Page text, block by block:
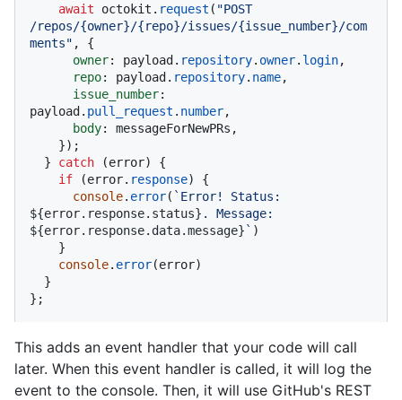
await octokit. request ( "POST
/repos/{owner}/{repo}/issues/{issue_number}/com
ments" , {
owner: payload. repository. owner. login,
repo: payload. repository. name,
issue_number:
payload. pull_request . number,
body: messageForNewPRs,
  }
catch (error) {
if (error. response) {
console. error(
${error.response.status}
${error.response.data.message} ` )
console. error(error)
};
This adds an event handler that your code will call
later. When this event handler is called, it will log the
event to the console. Then, it will use GitHub's REST